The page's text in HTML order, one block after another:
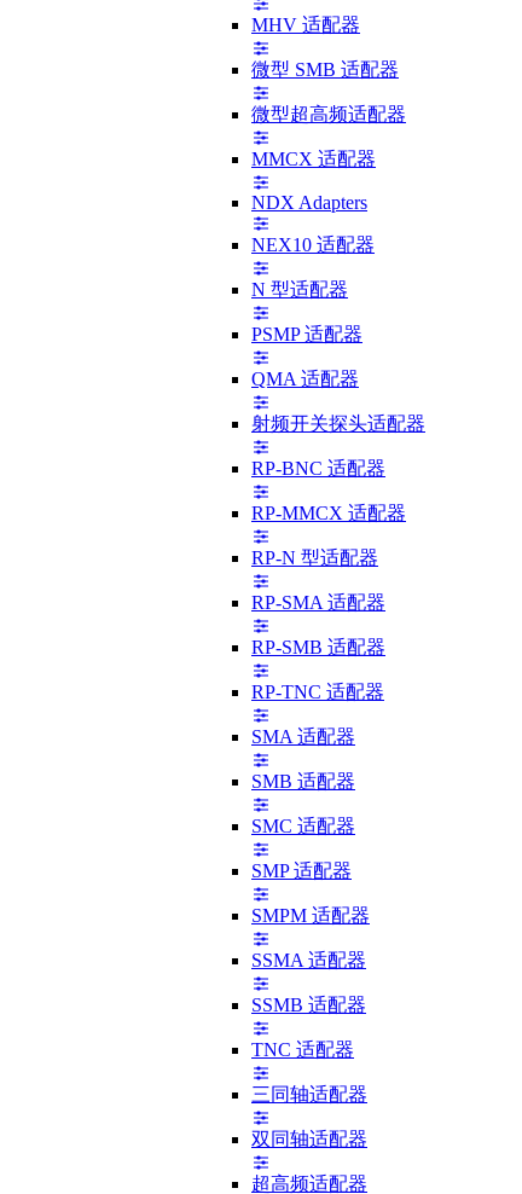
MHV 适配器
微型 SMB 适配器
微型超高频适配器
MMCX 适配器
NDX Adapters
NEX10 适配器
N 型适配器
PSMP 适配器
QMA 适配器
射频开关探头适配器
RP-BNC 适配器
RP-MMCX 适配器
RP-N 型适配器
RP-SMA 适配器
RP-SMB 适配器
RP-TNC 适配器
SMA 适配器
SMB 适配器
SMC 适配器
SMP 适配器
SMPM 适配器
SSMA 适配器
SSMB 适配器
TNC 适配器
三同轴适配器
双同轴适配器
超高频适配器